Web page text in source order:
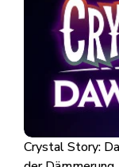
Crystal Story: